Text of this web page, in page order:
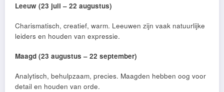
Leeuw (23 juli – 22 augustus)
Charismatisch, creatief, warm. Leeuwen zijn vaak natuurlijke
leiders en houden van expressie.
Maagd (23 augustus – 22 september)
Analytisch, behulpzaam, precies. Maagden hebben oog voor
detail en houden van orde.